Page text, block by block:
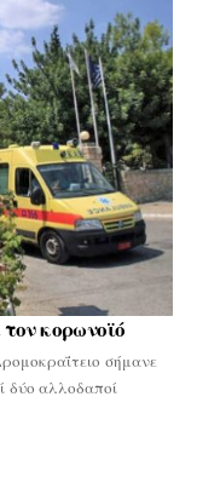
κορωνοϊό
σήμανε
δύο αλλοδαποί